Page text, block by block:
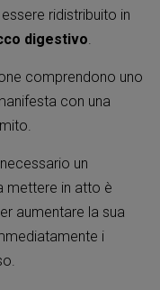
ridistribuito in
digestivo.
comprendono uno
con una
un
mettere in atto è
aumentare la sua
i